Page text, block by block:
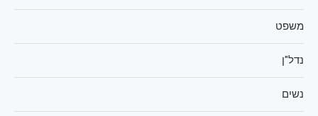
משפט
נדל"ן
נשים